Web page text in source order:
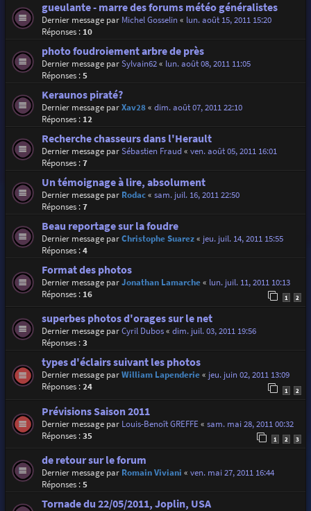
gueulante - marre des forums météo généralistes
Dernier message par Michel Gosselin« lun. août 15, 2011 15:20
Réponses : 10
photo foudroiement arbre de près
Dernier message parSylvain62« lun. août 08, 2011 11:05
Réponses :5
Keraunos piraté?
Dernier message parXav28« dim. août 07, 2011 22:10
Réponses : 12
Recherche chasseurs dans l'Herault
Dernier message parSébastien Fraud« ven. août 05, 2011 16:01
Réponses :7
Un témoignage à lire, absolument
Dernier message par Rodac« sam. juil. 16, 2011 22:50
Réponses :7
Beau reportage sur la foudre
Dernier message parChristophe Suarez« jeu. juil. 14, 2011 15:55
Réponses :4
Format des photos
Dernier message parJonathan Lamarche« lun. juil. 11, 2011 10:13
Réponses : 16 1 2
superbes photos d'orages sur le net
Dernier message parCyril Dubos« dim. juil. 03, 2011 19:56
Réponses :3
types d'éclairs suivant les photos
Dernier message parWilliam Lapenderie« jeu. juin 02, 2011 13:09
Réponses :24 1 2
Prévisions Saison 2011
Dernier message par Louis-Benoît GREFFE« sam. mai 28, 2011 00:32
Réponses :35 1 2 3
de retour sur le forum
Dernier message par Romain Viviani « ven. mai 27, 2011 16:44
Réponses :5
Tornade du 22/05/2011, Joplin, USA